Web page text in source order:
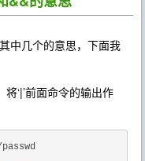
中几个的意思，下面我
‘|’前面命令的输出作